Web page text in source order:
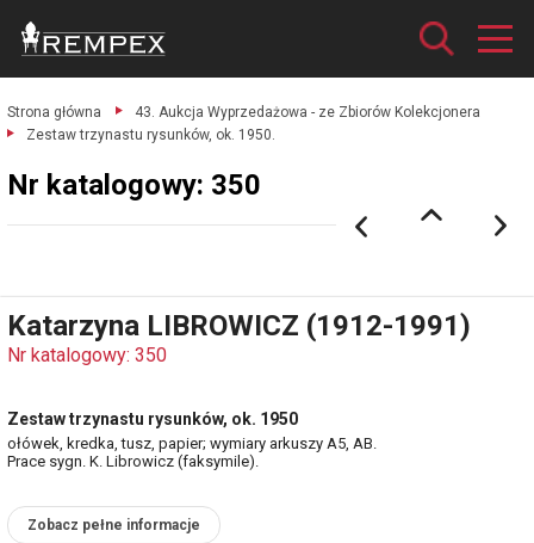
Strona główna
43. Aukcja Wyprzedażowa - ze Zbiorów Kolekcjonera
Zestaw trzynastu rysunków, ok. 1950.
Nr katalogowy: 350
Katarzyna LIBROWICZ (1912-1991)
Nr katalogowy: 350
Zestaw trzynastu rysunków, ok. 1950
ołówek, kredka, tusz, papier; wymiary arkuszy A5, AB.
Prace sygn. K. Librowicz (faksymile).
Zobacz pełne informacje